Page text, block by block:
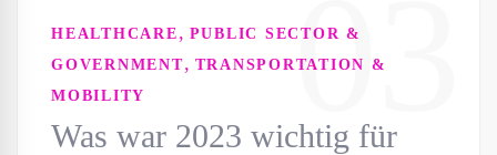
03
HEALTHCARE , PUBLIC SECTOR &
GOVERNMENT, TRANSPORTATION &
MOBILITY
Was war 2023 wichtig für